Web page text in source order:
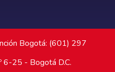
Bogotá: (601) 297
6-25 - Bogotá D.C.